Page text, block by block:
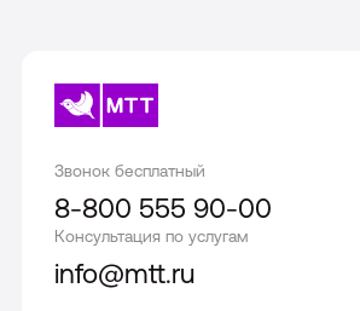
Звонок бесплатный
8-800 555 90-00
Консультация по услугам
info@mtt.ru